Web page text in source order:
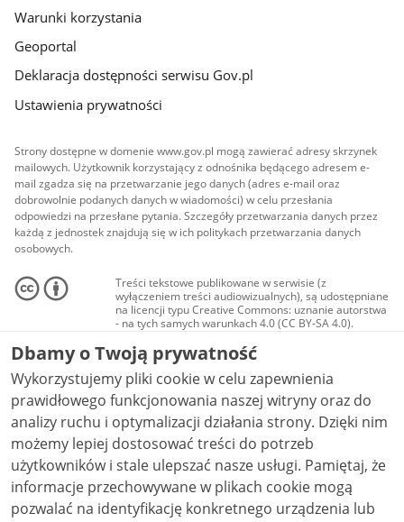
Warunki korzystania
Geoportal
Deklaracja dostępności serwisu Gov.pl
Ustawienia prywatności
Strony dostępne w domenie www.gov.pl mogą zawierać adresy skrzynek
mailowych. Użytkownik korzystający z odnośnika będącego adresem e-
mail zgadza się na przetwarzanie jego danych (adres e-mail oraz
dobrowolnie podanych danych w wiadomości) w celu przesłania
odpowiedzi na przesłane pytania. Szczegóły przetwarzania danych przez
każdą z jednostek znajdują się w ich politykach przetwarzania danych
osobowych.
Treści tekstowe publikowane w serwisie (z
wyłączeniem treści audiowizualnych), są udostępniane
na licencji typu Creative Commons: uznanie autorstwa
- na tych samych warunkach 4.0 (CC BY-SA 4.0).
Materiały audiowizualne, w tym zdjęcia, materiały
audio i wideo, są udostępniane na licencji typu
Creative Commons: uznanie autorstwa użycie
niekomercyjne - bez utworów zależnych 4.0 (CC BY-
NC-ND 4.0), o ile nie jest to stwierdzone inaczej.
Dbamy o Twoją prywatność
Wykorzystujemy pliki cookie w celu zapewnienia
prawidłowego funkcjonowania naszej witryny oraz do
analizy ruchu i optymalizacji działania strony. Dzięki nim
możemy lepiej dostosować treści do potrzeb
użytkowników i stale ulepszać nasze usługi. Pamiętaj, że
informacje przechowywane w plikach cookie mogą
pozwalać na identyfikację konkretnego urządzenia lub